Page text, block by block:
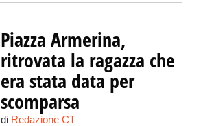
Piazza Armerina,
ritrovata la ragazza che
era stata data per
scomparsa
di Redazione CT